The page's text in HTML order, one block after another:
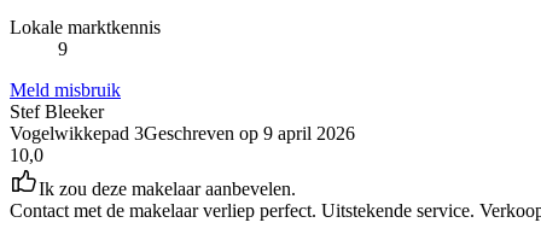
Lokale marktkennis
9
Meld misbruik
Stef Bleeker
Vogelwikkepad 3Geschreven op 9 april 2026
10,0
Ik zou deze makelaar aanbevelen.
Contact met de makelaar verliep perfect. Uitstekende service.